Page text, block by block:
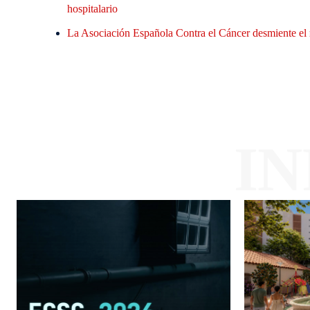
hospitalario
La Asociación Española Contra el Cáncer desmiente